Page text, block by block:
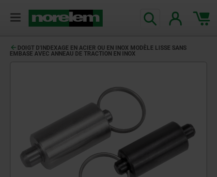
DOIGT D'INDEXAGE EN ACIER OU EN INOX MODÈLE LISSE SANS
EMBASE AVEC ANNEAU DE TRACTION EN INOX